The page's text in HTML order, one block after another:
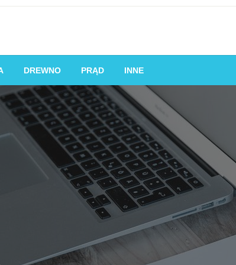
lub firmom pożyczać pieniądze od pożyczkodawców,
DREWNO PRĄD INNE